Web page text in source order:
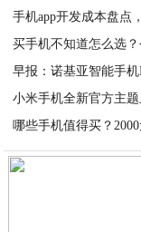
手机app开发成本盘点
买手机不知道怎么选
早报：诺基亚智能手
小米手机全新官方主
哪些手机值得买？